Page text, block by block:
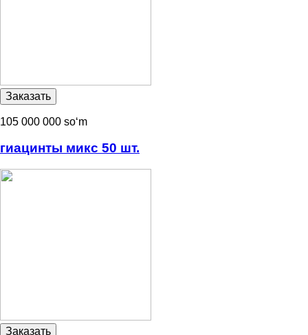
105 000 000 soʻm
гиацинты микс 50 шт.